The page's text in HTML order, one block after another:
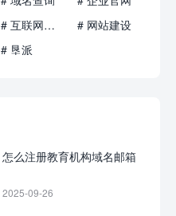
# 互联网品牌
# 网站建设
# 垦派
怎么注册教育机构域名邮箱
2025-09-26